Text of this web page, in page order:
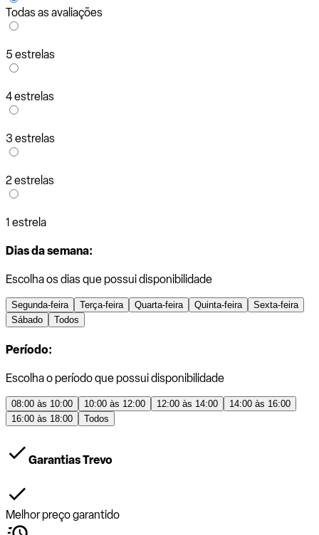
Todas as avaliações
5 estrelas
4 estrelas
3 estrelas
2 estrelas
1 estrela
Dias da semana:
Escolha os dias que possui disponibilidade
Segunda-feira Terça-feira Quarta-feira Quinta-feira
Sexta-feira
Sábado
Todos
Período:
Escolha o período que possui disponibilidade
08:00 às 10:00 10:00 às 12:00 12:00 às 14:00
14:00 às 16:00
16:00 às 18:00
Todos
Garantias Trevo
Melhor preço garantido